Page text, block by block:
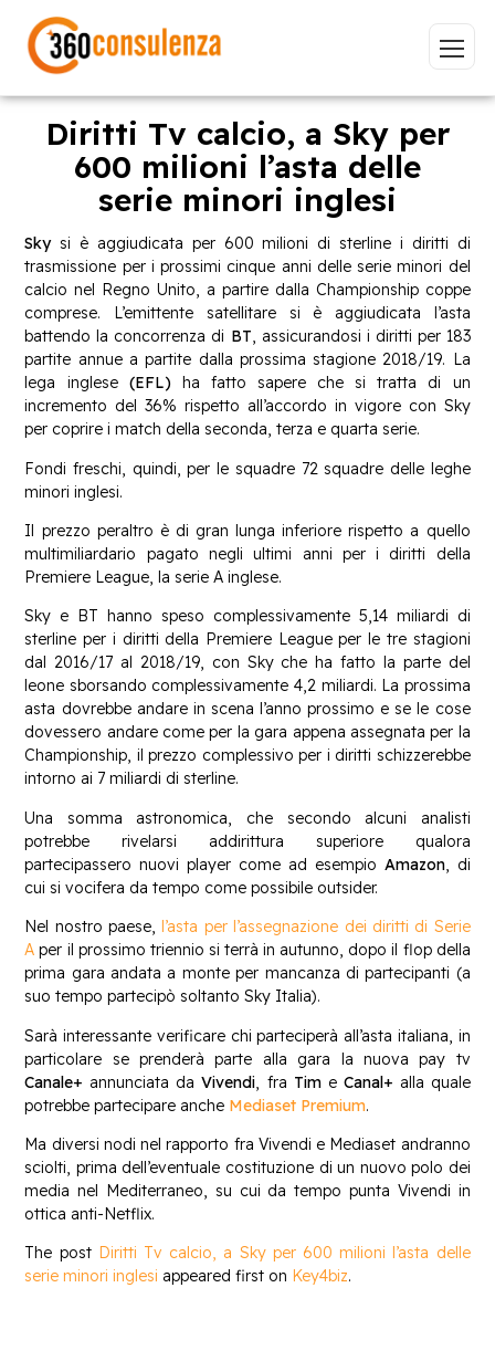
Vai
GDPR NIS2 Bandi ISO 27001
Sviluppo software BeeProd
Inizia a digitare per visualizzare le pagine consigliate.
Diritti Tv calcio, a Sky per
600 milioni l’asta delle
serie minori inglesi
Skysi è aggiudicata per 600 milioni di sterline i diritti di
trasmissione per i prossimi cinque anni delle serie minori del
calcio nel Regno Unito, a partire dalla Championship coppe
comprese. L’emittente satellitare si è aggiudicata l’asta
battendo la concorrenza di BT, assicurandosi i diritti per 183
partite annue a partite dalla prossima stagione 2018/19. La
lega inglese(EFL)ha fatto sapere che si tratta di un
incremento del 36% rispetto all’accordo in vigore con Sky
per coprire i match della seconda, terza e quarta serie.
Fondi freschi, quindi, per le squadre 72 squadre delle leghe
minori inglesi.
Il prezzo peraltro è di gran lunga inferiore rispetto a quello
multimiliardario pagato negli ultimi anni per i diritti della
Premiere League, la serie A inglese.
Sky e BT hanno speso complessivamente 5,14 miliardi di
sterline per i diritti della Premiere League per le tre stagioni
dal 2016/17 al 2018/19, con Sky che ha fatto la parte del
leone sborsando complessivamente 4,2 miliardi. La prossima
asta dovrebbe andare in scena l’anno prossimo e se le cose
dovessero andare come per la gara appena assegnata per la
Championship, il prezzo complessivo per i diritti schizzerebbe
intorno ai 7 miliardi di sterline.
Una somma astronomica, che secondo alcuni analisti
potrebbe rivelarsi addirittura superiore qualora
partecipassero nuovi player come ad esempio Amazon, di
cui si vocifera da tempo come possibile outsider.
Nel nostro paese,l’asta per l’assegnazione dei diritti di Serie
A per il prossimo triennio si terrà in autunno, dopo il flop della
prima gara andata a monte per mancanza di partecipanti (a
suo tempo partecipò soltanto Sky Italia).
Sarà interessante verificare chi parteciperà all’asta italiana, in
particolare se prenderà parte alla gara la nuova pay tv
Canale+ annunciata da Vivendi , fra Time Canal+ alla quale
potrebbe partecipare anche Mediaset Premium.
Ma diversi nodi nel rapporto fra Vivendi e Mediaset andranno
sciolti, prima dell’eventuale costituzione di un nuovo polo dei
media nel Mediterraneo, su cui da tempo punta Vivendi in
ottica anti-Netflix.
The post Diritti Tv calcio, a Sky per 600 milioni l’asta delle
serie minori inglesi appeared first on Key4biz.